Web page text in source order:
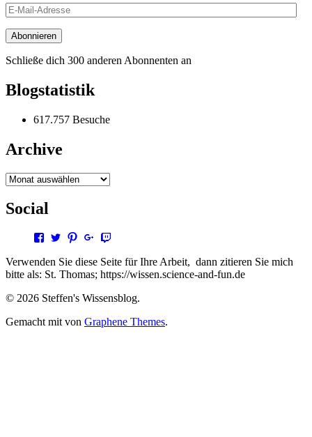
E-
Mail-
Adresse
Abonnieren
Schließe dich 300 anderen Abonnenten an
Blogstatistik
617.757 Besuche
Archive
Archive
Social
Profil
steffen.thomas1
auf
Facebook
anzeigen
Profil
steto123
auf
Twitter
anzeigen
Profil
steffen3669
auf
Pinterest
anzeigen
Profil
Steffen
Thomas
auf
Google+
anzeigen
steto123
auf
Twitch
anzeigen
Verwenden Sie diese Seite für Ihre Arbeit, dann zitieren Sie mich
bitte als: St. Thomas; https://wissen.science-and-fun.de
© 2026 Steffen's Wissensblog.
Gemacht mit von Graphene Themes.